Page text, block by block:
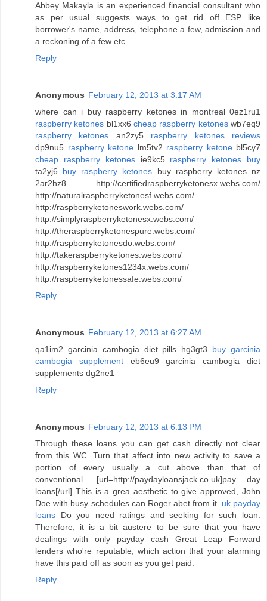
Abbey Makayla is an experienced financial consultant who
as per usual suggests ways to get rid off ESP like
borrower's name, address, telephone a few, admission and
a reckoning of a few etc.
Reply
Anonymous February 12, 2013 at 3:17 AM
where can i buy raspberry ketones in montreal 0ez1ru1
raspberry ketones bl1xx6cheap raspberry ketoneswb7eq9
raspberry ketones an2zy5 raspberry ketones reviews
dp9nu5 raspberry ketone lm5tv2 raspberry ketonebl5cy7
cheap raspberry ketonesie9kc5 raspberry ketones buy
ta2yj6 buy raspberry ketones buy raspberry ketones nz
2ar2hz8 http://certifiedraspberryketonesx.webs.com/
http://naturalraspberryketonesf.webs.com/
http://raspberryketoneswork.webs.com/
http://simplyraspberryketonesx.webs.com/
http://theraspberryketonespure.webs.com/
http://raspberryketonesdo.webs.com/
http://takeraspberryketones.webs.com/
http://raspberryketones1234x.webs.com/
http://raspberryketonessafe.webs.com/
Reply
Anonymous February 12, 2013 at 6:27 AM
qa1im2 garcinia cambogia diet pills hg3gt3 buy garcinia
cambogia supplementeb6eu9 garcinia cambogia diet
supplements dg2ne1
Reply
Anonymous February 12, 2013 at 6:13 PM
Through these loans you can get cash directly not clear
from this WC. Turn that affect into new activity to save a
portion of every usually a cut above than that of
conventional. [url=http://paydayloansjack.co.uk]pay day
loans[/url] This is a grea aesthetic to give approved, John
Doe with busy schedules can Roger abet from it. uk payday
loans Do you need ratings and seeking for such loan.
Therefore, it is a bit austere to be sure that you have
dealings with only payday cash Great Leap Forward
lenders who're reputable, which action that your alarming
have this paid off as soon as you get paid.
Reply